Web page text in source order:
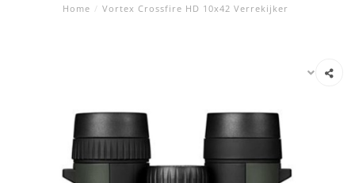
Home / Vortex Crossfire HD 10x42 Verrekijker